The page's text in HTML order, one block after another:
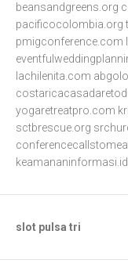
beansandgreens.org
pacificocolombia.org
pmigconference.com
lachilenita.com
yogaretreatpro.com
sctbrescue.org
keamananinformasi.id
slot pulsa tri